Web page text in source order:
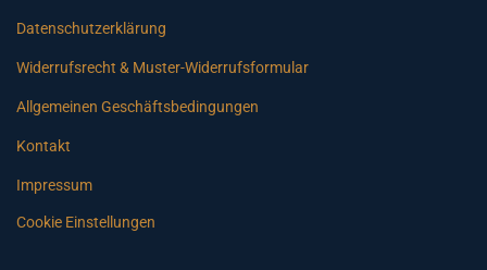
Datenschutzerklärung
Widerrufsrecht & Muster-Widerrufsformular
Allgemeinen Geschäftsbedingungen
Kontakt
Impressum
Cookie Einstellungen